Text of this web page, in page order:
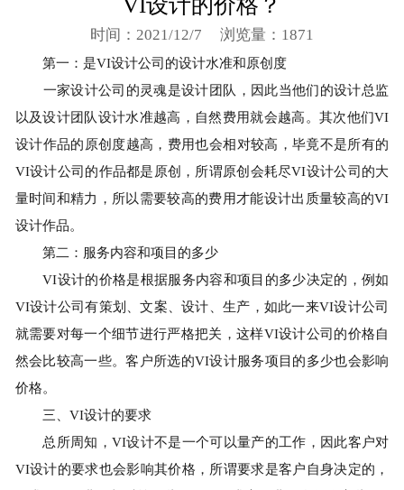
VI设计的价格？
时间：2021/12/7 浏览量：1871
第一：是VI设计公司的设计水准和原创度
一家设计公司的灵魂是设计团队，因此当他们的设计总监
以及设计团队设计水准越高，自然费用就会越高。其次他们VI
设计作品的原创度越高，费用也会相对较高，毕竟不是所有的
VI设计公司的作品都是原创，所谓原创会耗尽VI设计公司的大
量时间和精力，所以需要较高的费用才能设计出质量较高的VI
设计作品。
第二：服务内容和项目的多少
VI设计的价格是根据服务内容和项目的多少决定的，例如
VI设计公司有策划、文案、设计、生产，如此一来VI设计公司
就需要对每一个细节进行严格把关，这样VI设计公司的价格自
然会比较高一些。客户所选的VI设计服务项目的多少也会影响
价格。
三、VI设计的要求
总所周知，VI设计不是一个可以量产的工作，因此客户对
VI设计的要求也会影响其价格，所谓要求是客户自身决定的，